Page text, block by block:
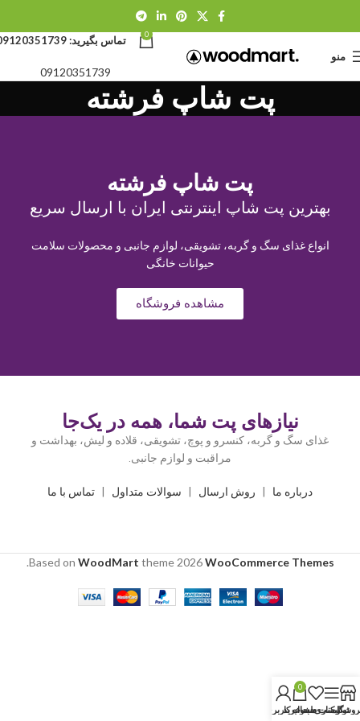
منو
0 تماس بگیرید:
09120351739
پت شاپ فرشته
پت شاپ فرشته
بهترین پت شاپ اینترنتی ایران با ارسال سریع
انواع غذای سگ و گربه، تشویقی، لوازم جانبی و محصولات سلامت
حیوانات خانگی
مشاهده فروشگاه
نیازهای پت شما، همه در یک‌جا
غذای سگ و گربه، کنسرو و پوچ، تشویقی، قلاده و لیش، بهداشت و
مراقبت و لوازم جانبی.
درباره ما روش ارسال سوالات متداول تماس با ما
Based on WoodMart theme2026WooCommerce Themes
.
نوار کناری
لیست دلخواه
0
سبد خرید
حساب کاربری من